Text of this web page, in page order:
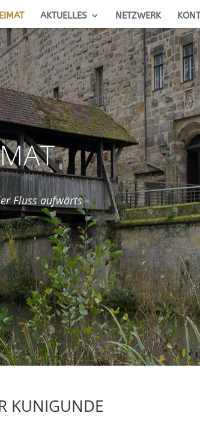
AKTUELLES NETZWERK
Fluss aufwärts
KUNIGUNDE